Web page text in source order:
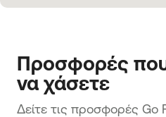
Προσφορές
να χάσετε
Δείτε τις προσφορές Go